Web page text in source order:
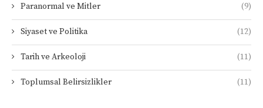
Paranormal ve Mitler (9)
Siyaset ve Politika (12)
Tarih ve Arkeoloji (11)
Toplumsal Belirsizlikler (11)